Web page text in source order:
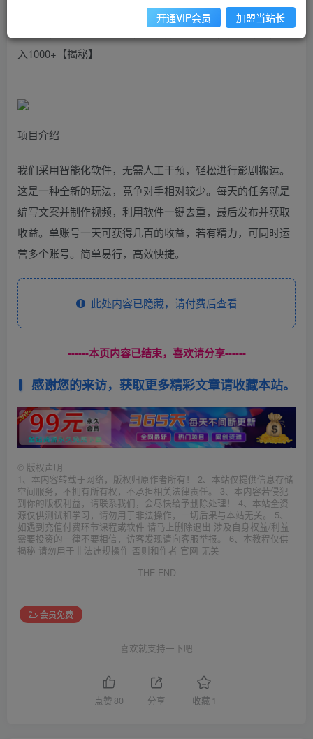
1646 80
新思路，中视频双重去重，一键分发多平台，简单操作，日
入1000+【揭秘】
项目介绍
我们采用智能化软件，无需人工干预，轻松进行影剧搬运。
这是一种全新的玩法，竞争对手相对较少。每天的任务就是
编写文案并制作视频，利用软件一键去重，最后发布并获取
收益。单账号一天可获得几百的收益，若有精力，可同时运
营多个账号。简单易行，高效快捷。
此处内容已隐藏，请付费后查看
------本页内容已结束，喜欢请分享------
感谢您的来访，获取更多精彩文章请收藏本站。
© 版权声明
1、本内容转载于网络，版权归原作者所有！ 2、本站仅提供信息存储
空间服务，不拥有所有权，不承担相关法律责任。 3、本内容若侵犯
到你的版权利益，请联系我们，会尽快给予删除处理！ 4、本站全资
源仅供测试和学习，请勿用于非法操作，一切后果与本站无关。 5、
如遇到充值付费环节课程或软件 请马上删除退出 涉及自身权益/利益
需要投资的一律不要相信，访客发现请向客服举报。 6、本教程仅供
揭秘 请勿用于非法违规操作 否则和作者 官网 无关
THE END
会员免费
喜欢就支持一下吧
点赞 80 分享 收藏 1
开通VIP会员 加盟当站长